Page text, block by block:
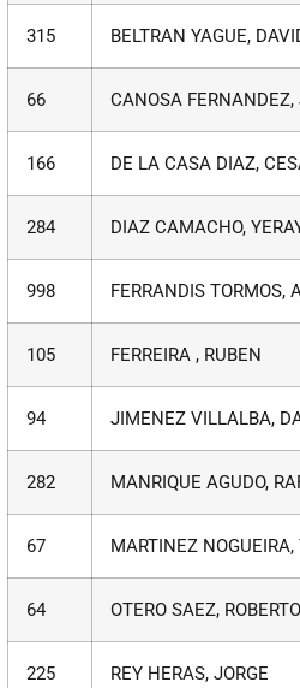
315 BELTRAN YAGUE,
66 CANOSA FERNANDEZ,
166 DE LA CASA DIAZ,
284 DIAZ CAMACHO,
998 FERRANDIS TORMOS,
105 FERREIRA , RUBEN
94 JIMENEZ VILLALBA,
282 MANRIQUE AGUDO,
67 MARTINEZ NOGUEIRA,
64 OTERO SAEZ, ROBERTO
225 REY HERAS, JORGE